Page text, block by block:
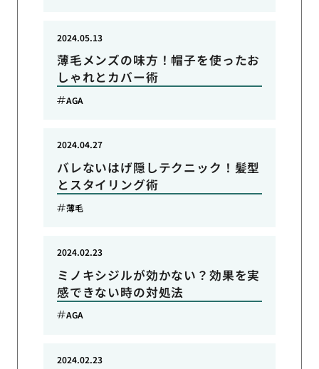
薄毛メンズの味方！帽子を使ったお
しゃれとカバー術
2024.05.13
AGA
バレないはげ隠しテクニック！髪型
とスタイリング術
2024.04.27
薄毛
ミノキシジルが効かない？効果を実
感できない時の対処法
2024.02.23
AGA
2024.02.23